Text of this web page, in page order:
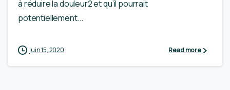
à réduire la douleur2 et qu’il pourrait
potentiellement...
juin 15, 2020 Read more